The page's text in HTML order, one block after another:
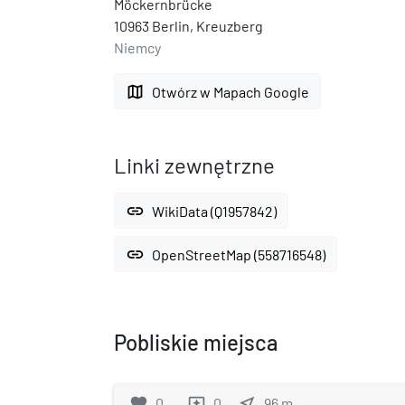
Möckernbrücke
10963 Berlin, Kreuzberg
Niemcy
map Otwórz w Mapach Google
Linki zewnętrzne
link WikiData (Q1957842)
link OpenStreetMap (558716548)
Pobliskie miejsca